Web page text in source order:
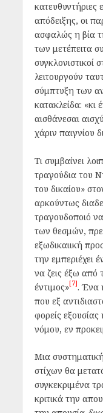
κατευθυντήριες
απόδειξης, οι
ασφαλώς η βία
των μετέπειτα
συγκλονιστικοί
λειτουργούν
σύμπτυξη των
κατακλείδα: «κι
αισθάνεσαι
χάριν παιγνίου
Τι συμβαίνει
τραγούδια του
του δικαίου»
αρκούντως
τραγουδοποιό
των θεσμών,
εξωδικαιική
την εμπεριέχει
να ζεις έξω από
έντιμος»[7]. Ένα
που εξ
φορείς
νόμου, εν
Μια
στίχων θα
συγκεκριμένα
κριτικά την